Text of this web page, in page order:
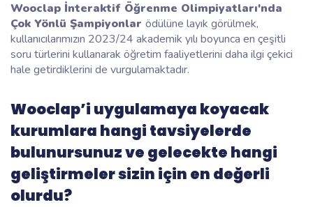
Wooclap İnteraktif Öğrenme Olimpiyatları'nda
Çok Yönlü Şampiyonlar ödülüne layık görülmek,
kullanıcılarımızın 2023/24 akademik yılı boyunca en çeşitli
soru türlerini kullanarak öğretim faaliyetlerini daha ilgi çekici
hale getirdiklerini de vurgulamaktadır.
Wooclap’i uygulamaya koyacak
kurumlara hangi tavsiyelerde
bulunursunuz ve gelecekte hangi
geliştirmeler sizin için en değerli
olurdu?